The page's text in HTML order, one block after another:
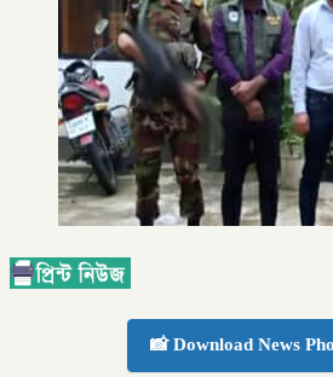
📸 Download News